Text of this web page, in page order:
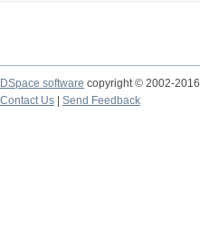
DSpace software copyright © 2002-2016
Contact Us
Send Feedback